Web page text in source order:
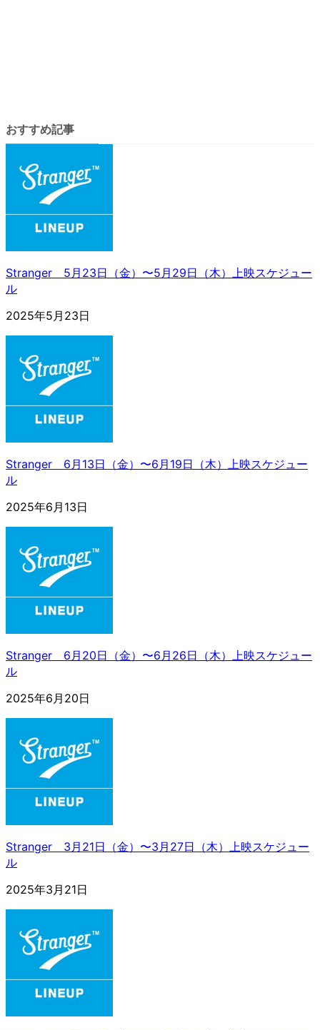
ン
ク
おすすめ記事
Stranger 5月23日（金）〜5月29日（木）上映スケジュー
ル
2025年5月23日
Stranger 6月13日（金）〜6月19日（木）上映スケジュー
ル
2025年6月13日
Stranger 6月20日（金）〜6月26日（木）上映スケジュー
ル
2025年6月20日
Stranger 3月21日（金）〜3月27日（木）上映スケジュー
ル
2025年3月21日